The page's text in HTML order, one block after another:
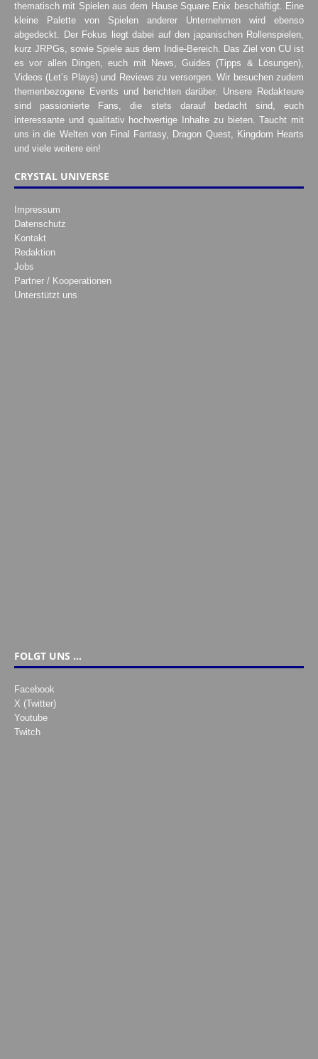
thematisch mit Spielen aus dem Hause Square Enix beschäftigt. Eine
kleine Palette von Spielen anderer Unternehmen wird ebenso
abgedeckt. Der Fokus liegt dabei auf den japanischen Rollenspielen,
kurz JRPGs, sowie Spiele aus dem Indie-Bereich. Das Ziel von CU ist
es vor allen Dingen, euch mit News, Guides (Tipps & Lösungen),
Videos (Let’s Plays) und Reviews zu versorgen. Wir besuchen zudem
themenbezogene Events und berichten darüber. Unsere Redakteure
sind passionierte Fans, die stets darauf bedacht sind, euch
interessante und qualitativ hochwertige Inhalte zu bieten. Taucht mit
uns in die Welten von Final Fantasy, Dragon Quest, Kingdom Hearts
und viele weitere ein!
CRYSTAL UNIVERSE
Impressum
Datenschutz
Kontakt
Redaktion
Jobs
Partner / Kooperationen
Unterstützt uns
FOLGT UNS …
Facebook
X (Twitter)
Youtube
Twitch